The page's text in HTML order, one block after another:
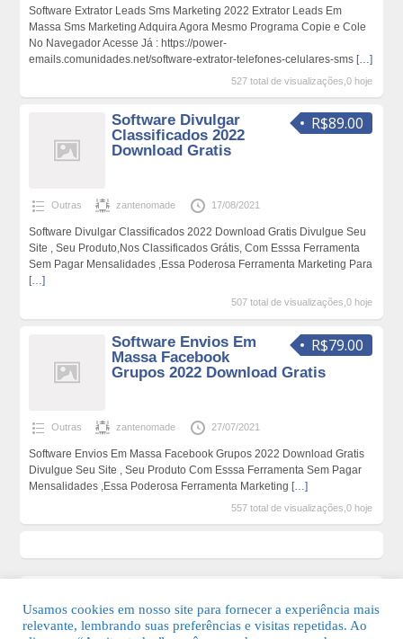
Software Extrator Leads Sms Marketing 2022 Extrator Leads Em
Massa Sms Marketing Adquira Agora Mesmo Programa Copie e Cole
No Navegador Acesse Já : https://power-
emails.comunidades.net/software-extrator-telefones-celulares-sms […]
527 total de visualizações,0 hoje
R$89.00
Software Divulgar
Classificados 2022
Download Gratis
Outras zantenomade 17/08/2021
Software Divulgar Classificados 2022 Download Gratis Divulgue Seu
Site , Seu Produto,Nos Classificados Grátis, Com Esssa Ferramenta
Sem Pagar Mensalidades ,Essa Poderosa Ferramenta Marketing Para
[…]
507 total de visualizações,0 hoje
R$79.00
Software Envios Em
Massa Facebook
Grupos 2022 Download Gratis
Outras zantenomade 27/07/2021
Software Envios Em Massa Facebook Grupos 2022 Download Gratis
Divulgue Seu Site , Seu Produto Com Esssa Ferramenta Sem Pagar
Mensalidades ,Essa Poderosa Ferramenta Marketing […]
557 total de visualizações,0 hoje
Usamos cookies em nosso site para fornecer a experiência mais
relevante, lembrando suas preferências e visitas repetidas. Ao